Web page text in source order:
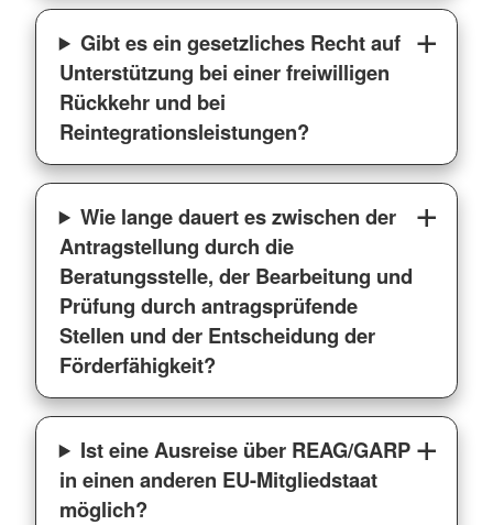
Gibt es ein gesetzliches Recht auf
Unterstützung bei einer freiwilligen
Rückkehr und bei
Reintegrationsleistungen?
Wie lange dauert es zwischen der
Antragstellung durch die
Beratungsstelle, der Bearbeitung und
Prüfung durch antragsprüfende
Stellen und der Entscheidung der
Förderfähigkeit?
Ist eine Ausreise über REAG/GARP
in einen anderen EU-Mitgliedstaat
möglich?